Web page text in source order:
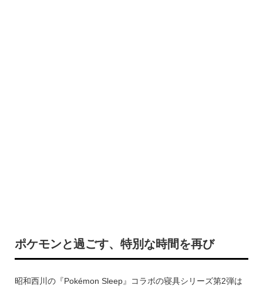
ポケモンと過ごす、特別な時間を再び
昭和西川の『Pokémon Sleep』コラボの寝具シリーズ第2弾は